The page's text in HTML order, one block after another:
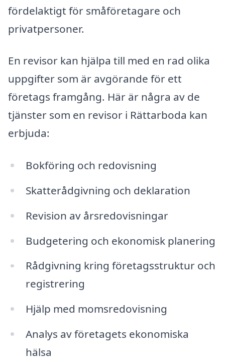
fördelaktigt för småföretagare och
privatpersoner.
En revisor kan hjälpa till med en rad olika
uppgifter som är avgörande för ett
företags framgång. Här är några av de
tjänster som en revisor i Rättarboda kan
erbjuda:
Bokföring och redovisning
Skatterådgivning och deklaration
Revision av årsredovisningar
Budgetering och ekonomisk planering
Rådgivning kring företagsstruktur och
registrering
Hjälp med momsredovisning
Analys av företagets ekonomiska
hälsa